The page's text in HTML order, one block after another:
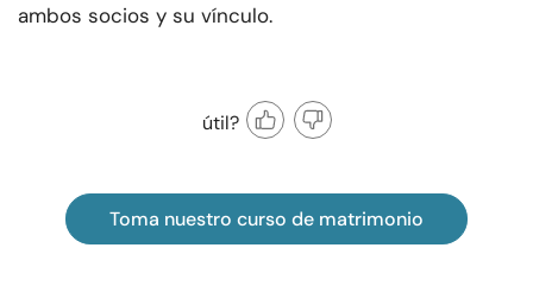
ambos socios y su vínculo.
útil?
Toma nuestro curso de matrimonio